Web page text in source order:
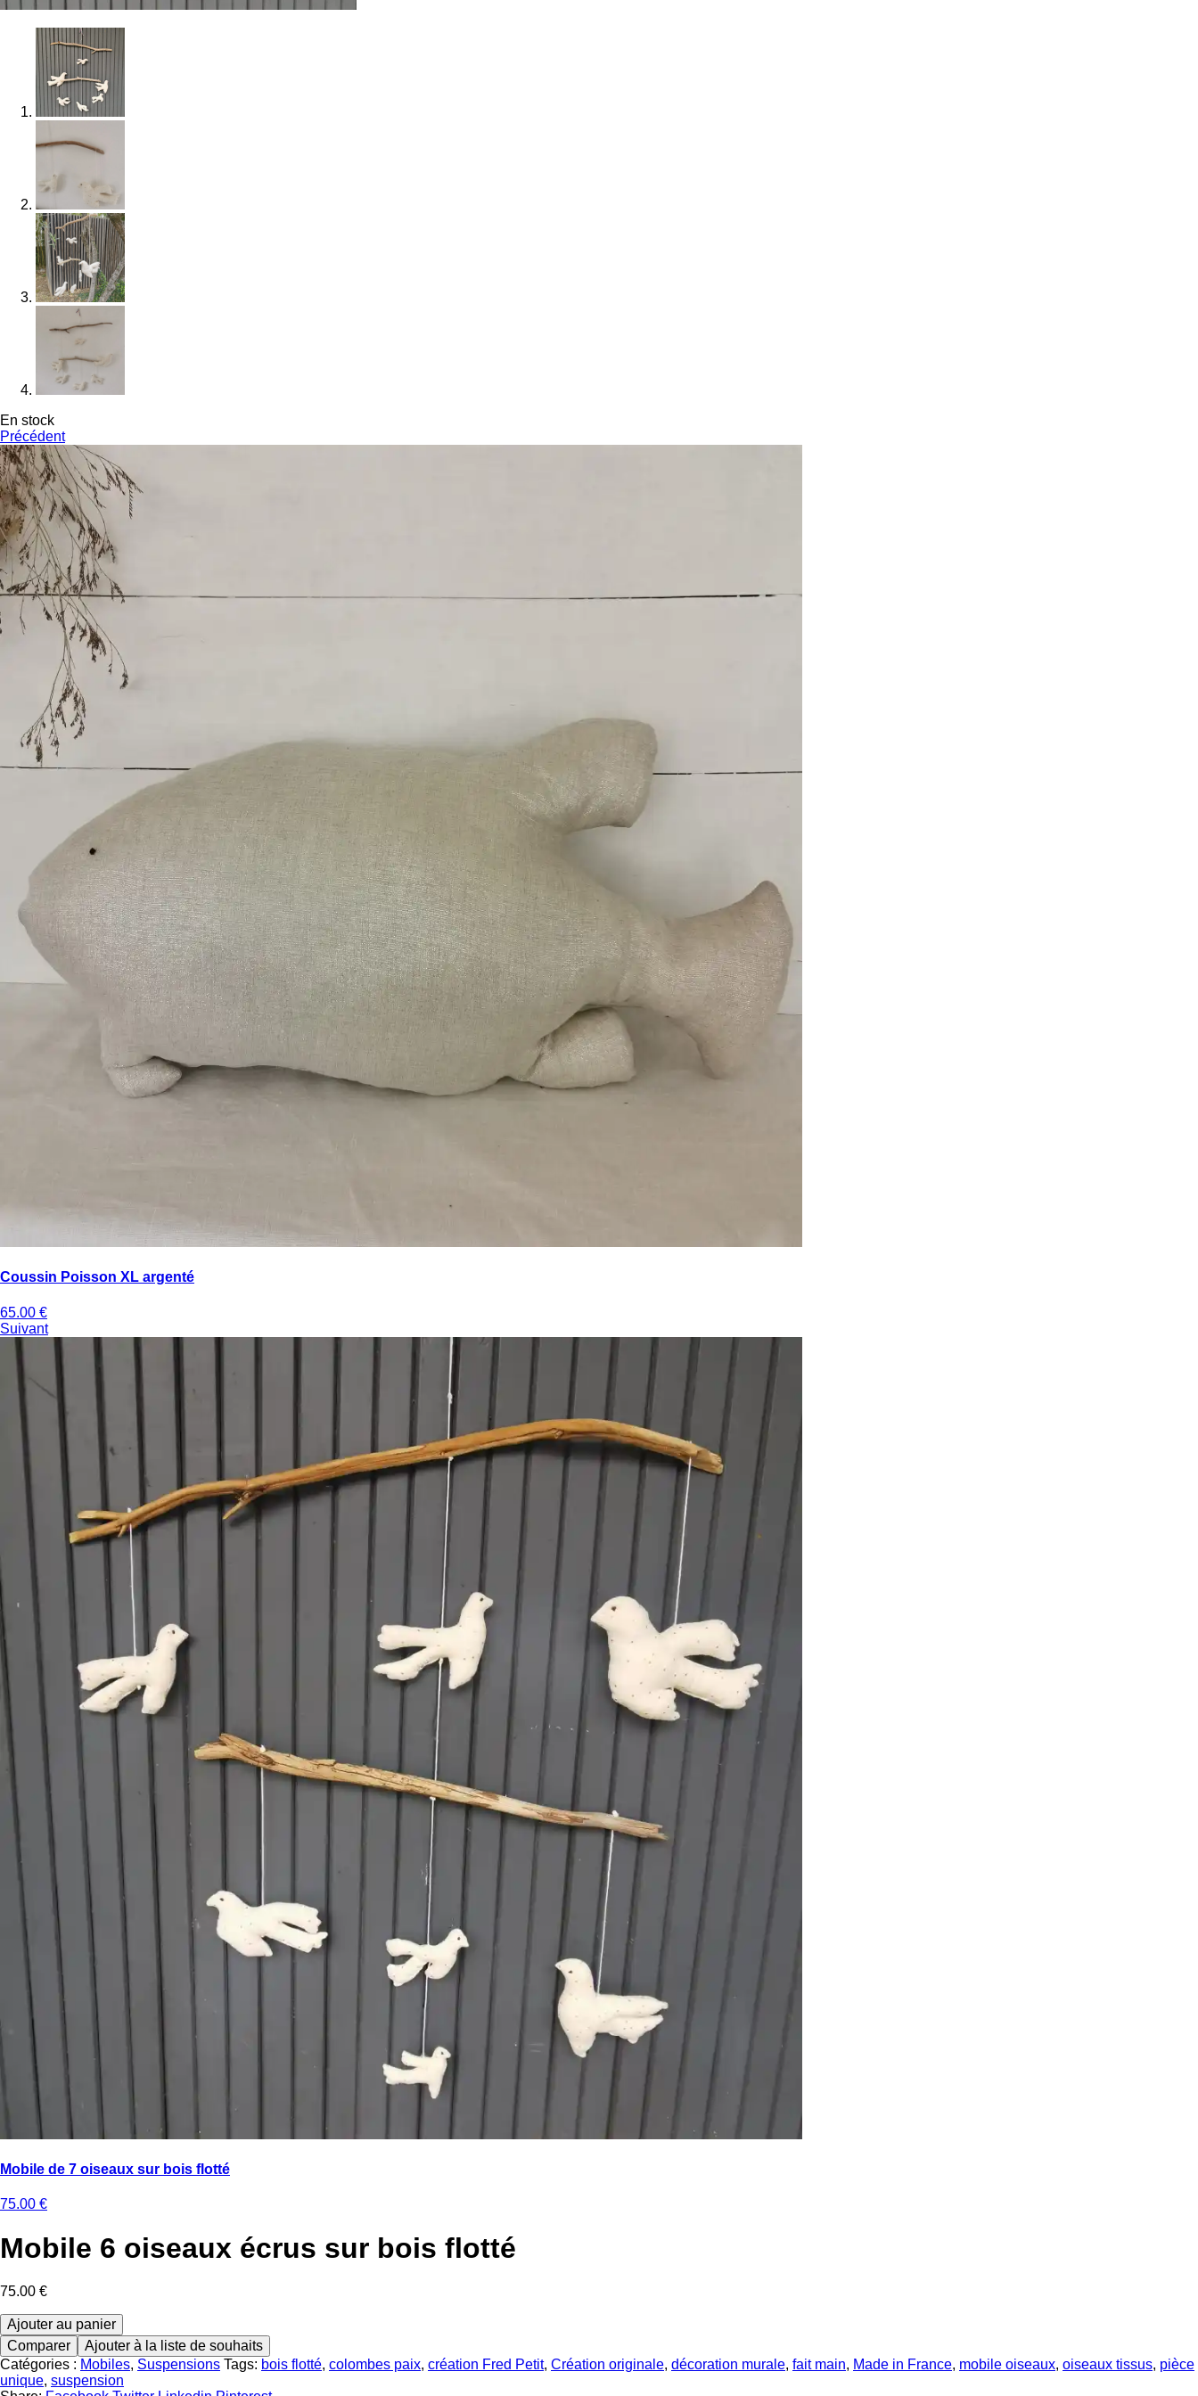
En stock
Précédent
Coussin Poisson XL argenté
65.00 €
Suivant
Mobile de 7 oiseaux sur bois flotté
75.00 €
Mobile 6 oiseaux écrus sur bois flotté
75.00 €
quantité
de
Mobile
6
oiseaux
Ajouter au panier
Comparer
Ajouter à la liste de souhaits
Catégories : Mobiles, Suspensions Tags: bois flotté, colombes paix, création Fred Petit, Création originale, décoration murale, fait main, Made in France, mobile oiseaux, oiseaux tissus, pièce
unique, suspension